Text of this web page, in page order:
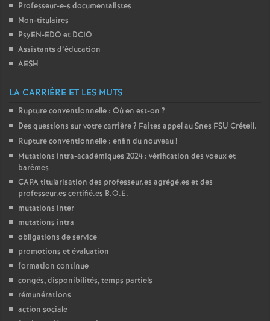
Professeur-e-s documentalistes
Non-titulaires
PsyEN-EDO et DCIO
Assistants d’éducation
AESH
LA CARRIÈRE ET LES MUTS
Rupture conventionnelle : Où en est-on ?
Des questions sur votre carrière? Faites appel au Snes FSU Créteil.
Rupture conventionnelle : enfin du nouveau!
Mutations intra-académiques 2024 : vérification des voeux et
barèmes
CAPAtitularisation des professeur.es agrégé.es et des
professeur.es certifié.es B.O.E.
mutations inter
mutations intra
obligations de service
promotions et évaluation
formation continue
congés, disponibilités, temps partiels
rémunérations
action sociale